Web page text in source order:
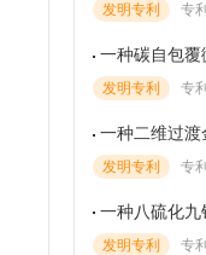
发明专利 专
一种碳自包覆微米
发明专利 专
一种二维过渡金属
发明专利 专
一种八硫化九钴多
发明专利 专